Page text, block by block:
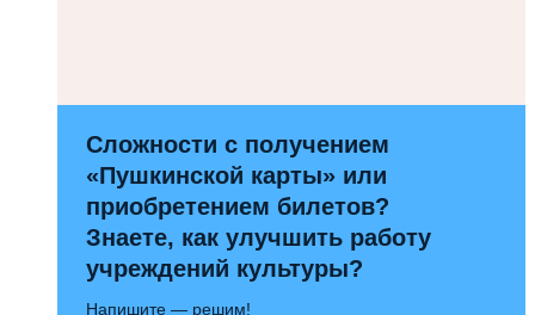
Сложности с получением
«Пушкинской карты» или
приобретением билетов?
Знаете, как улучшить работу
учреждений культуры?
Напишите — решим!